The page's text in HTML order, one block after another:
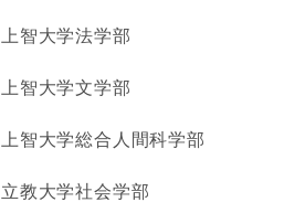
上智大学法学部
上智大学文学部
上智大学総合人間科学部
立教大学社会学部